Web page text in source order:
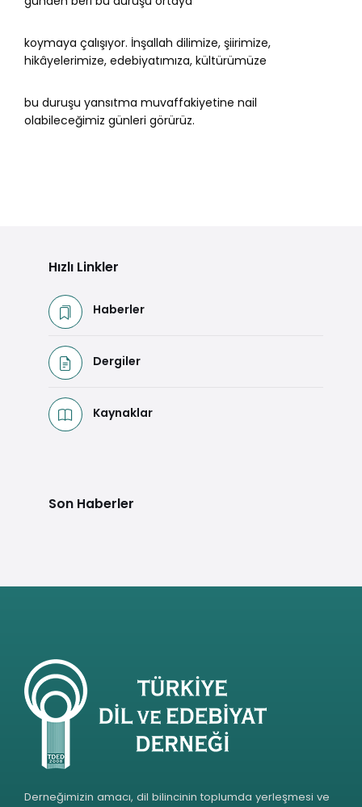
koymaya çalışıyor. İnşallah dilimize, şiirimize,
hikâyelerimize, edebiyatımıza, kültürümüze
bu duruşu yansıtma muvaffakiyetine nail
olabileceğimiz günleri görürüz.
Hızlı Linkler
Haberler
Dergiler
Kaynaklar
Son Haberler
Derneğimizin amacı, dil bilincinin toplumda yerleşmesi ve